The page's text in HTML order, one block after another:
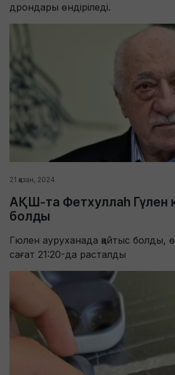
дрондары өндіріледі.
21 қазан, 2024
АҚШ-та Фетхуллаһ Гүлен
болды
Гюлен ауруханада қайтыс болды,
сағат 21:20-да расталды